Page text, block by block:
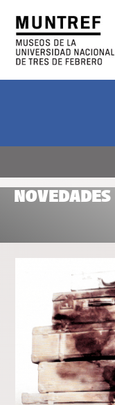
NOVEDADES
CENTRO DE ARTE
Y NATURALEZA
ARTE Y CIENCIA